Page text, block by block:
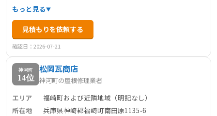
震・断熱等あらゆるリフォームに対応。二級建築士・建築
施工管理技士・増改築相談員など有資格スタッフが在籍
し、プランニングから施工、アフターまで責任を持って一
貫対応します。工事中は「快住ノート」による進捗共有、
完成後には保証書・履歴管理で長期サポート。古民家再生
やWB工法による快適空間、新築注文住宅の対応実績もあ
り、住まいの資産価値向上を視野に入れた提案が可能で
す。
もっと見る
見積もりを依頼する
確認日：2026-07-21
神河町
14位
松岡瓦商店
神河町の屋根修理業者
エリア
福崎町および近隣地域（明記なし）
所在地
兵庫県神崎郡福崎町南田原1135‑6